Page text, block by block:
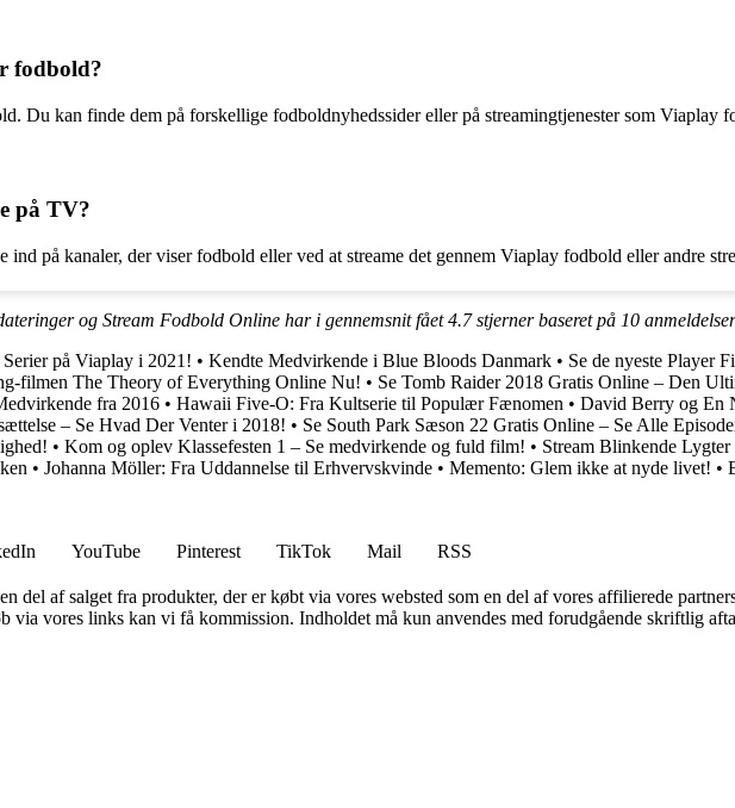
fodbold?
Du kan finde dem på forskellige fodboldnyhedssider eller på streamingtjenester som Viaplay
på TV?
på kanaler, der viser fodbold eller ved at streame det gennem Viaplay fodbold eller andre
og Stream Fodbold Online har i gennemsnit fået4.7stjerner baseret på 10 anmeldelser
på Viaplay i 2021! • Kendte Medvirkende i Blue Bloods Danmark • Se de nyeste Player
filmen The Theory of Everything Online Nu! • Se Tomb Raider 2018 Gratis Online – Den
fra 2016 • Hawaii Five-O: Fra Kultserie til Populær Fænomen • David Berry og En
– Se Hvad Der Venter i 2018! • Se South Park Sæson 22 Gratis Online – Se Alle
• Kom og oplev Klassefesten 1 – Se medvirkende og fuld film! • Stream Blinkende
• Johanna Möller: Fra Uddannelse til Erhvervskvinde • Memento: Glem ikke at nyde livet! •
YouTube Pinterest TikTok Mail
RSS
del af salget fra produkter, der er købt via vores websted som en del af vores affilierede
via vores links kan vi få kommission. Indholdet må kun anvendes med forudgående skriftlig